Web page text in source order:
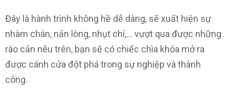
Đây là hành trình không hề dễ dàng, sẽ xuất hiện sự
nhàm chán, nản lòng, nhụt chí,… vượt qua được những
rào cản nêu trên, bạn sẽ có chiếc chìa khóa mở ra
được cánh cửa đột phá trong sự nghiệp và thành
công.